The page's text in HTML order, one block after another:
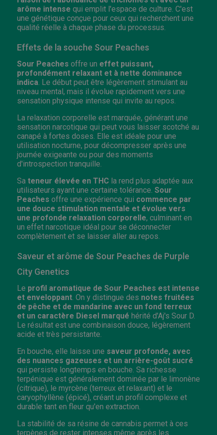
arôme intense qui emplit l'espace de culture. C'est
une génétique conçue pour ceux qui recherchent une
qualité réelle à chaque phase du processus.
Effets de la souche Sour Peaches
Sour Peaches offre un effet puissant,
profondément relaxant et à nette dominance
indica . Le début peut être légèrement stimulant au
niveau mental, mais il évolue rapidement vers une
sensation physique intense qui invite au repos.
La relaxation corporelle est marquée, générant une
sensation narcotique qui peut vous laisser scotché au
canapé à fortes doses. Elle est idéale pour une
utilisation nocturne, pour décompresser après une
journée exigeante ou pour des moments
d'introspection tranquille.
Sa teneur élevée en THC la rend plus adaptée aux
utilisateurs ayant une certaine tolérance. Sour
Peaches offre une expérience qui commence par
une douce stimulation mentale et évolue vers
une profonde relaxation corporelle, culminant en
un effet narcotique idéal pour se déconnecter
complètement et se laisser aller au repos.
Saveur et arôme de Sour Peaches de Purple
City Genetics
Le profil aromatique de Sour Peaches est intense
et enveloppant . On y distingue des notes fruitées
de pêche et de mandarine avec un fond terreux
et un caractère Diesel marqué hérité d'Aj's Sour D.
Le résultat est une combinaison douce, légèrement
acide et très persistante.
En bouche, elle laisse une saveur profonde, avec
des nuances gazeuses et un arrière-goût sucré
qui persiste longtemps en bouche. Sa richesse
terpénique est généralement dominée par le limonène
(citrique), le myrcène (terreux et relaxant) et le
caryophyllène (épicé), créant un profil complexe et
durable tant en fleur qu'en extraction.
La stabilité de sa résine de cannabis permet à ces
terpènes de rester intenses même après les